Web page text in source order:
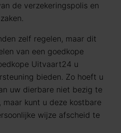
de verzekeringspolis en
zelf regelen, maar dit
van een goedkope
Uitvaart24 u
bieden. Zo hoeft u
uw dierbare niet bezig te
maar kunt u deze kostbare
wijze afscheid te